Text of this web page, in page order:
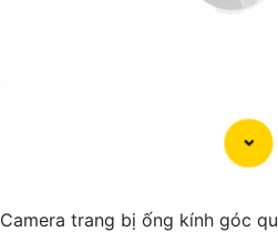
Camera trang bị ống kính góc